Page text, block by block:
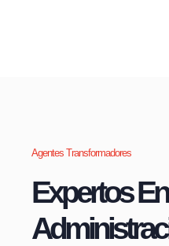
Agentes Transformadores
Expertos En